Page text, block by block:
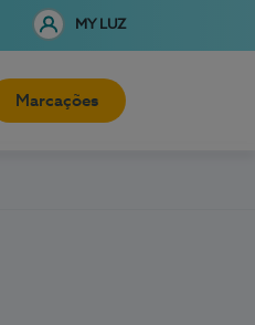
MY LUZ
Marcações